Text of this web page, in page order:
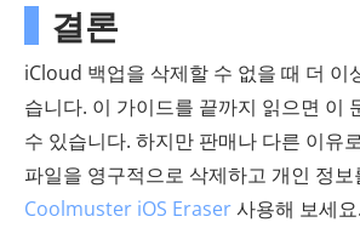
결론
iCloud 백업을 삭제할 수 없을 때 더 이
습니다. 이 가이드를 끝까지 읽으면 이
수 있습니다. 하지만 판매나 다른 이유
파일을 영구적으로 삭제하고 개인 정
Coolmuster iOS Eraser사용해 보세요.